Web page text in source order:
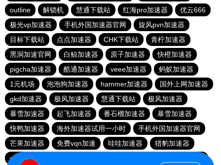
outline
解锁机 慧通下载站 红海pro加速器
优云666
极光vp加速器
手机外国加速器官网
旋风pvn加速器
目标下载站
点点加速器 CHK下载站
青柠加速器
黑洞加速官网
白鲸加速器 原子加速器
快橙加速器
pigcha加速器
酷通加速器 veee加速器
蚂蚁加速器
1元机场
泡泡狗加速器 hammer加速器
国外上网加速器
gkd加速器
极风加速器 慧通下载站
极风加速器
暴雪加速器
起飞加速器 番石榴加速器
暴雪加速器
快鸭加速器
海外加速器试用一小时
手机外国加速器官网
芒果加速器
免费vqn加速 哇哇加速器
猎豹加速器
gkd加速器